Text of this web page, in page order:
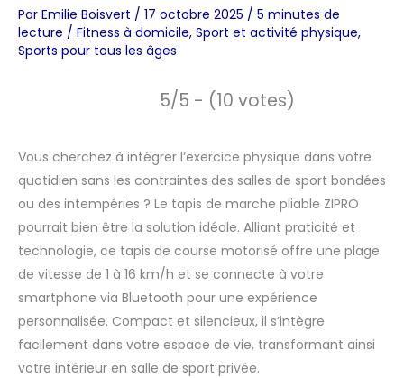
Par Emilie Boisvert / 17 octobre 2025 / 5 minutes de
lecture / Fitness à domicile, Sport et activité physique,
Sports pour tous les âges
5/5 - (10 votes)
Vous cherchez à intégrer l’exercice physique dans votre
quotidien sans les contraintes des salles de sport bondées
ou des intempéries ? Le tapis de marche pliable ZIPRO
pourrait bien être la solution idéale. Alliant praticité et
technologie, ce tapis de course motorisé offre une plage
de vitesse de 1 à 16 km/h et se connecte à votre
smartphone via Bluetooth pour une expérience
personnalisée. Compact et silencieux, il s’intègre
facilement dans votre espace de vie, transformant ainsi
votre intérieur en salle de sport privée.